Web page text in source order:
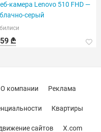
камера Lenovo 510 FHD —
серый
₾
О компании Реклама
Квартиры
сайтов X.com